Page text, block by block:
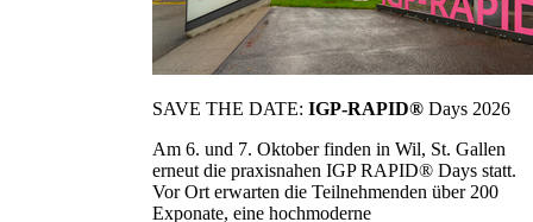
SAVE THE DATE: IGP-RAPID® Days 2026
Am 6. und 7. Oktober finden in Wil, St. Gallen
erneut die praxisnahen IGP RAPID® Days statt.
Vor Ort erwarten die Teilnehmenden über 200
Exponate, eine hochmoderne